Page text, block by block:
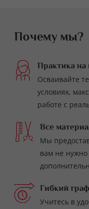
Почему мы?
Практика
Осваивайте
условиях,
работе с
Все
Мы
вам не нужно
Гибкий
Учитесь в